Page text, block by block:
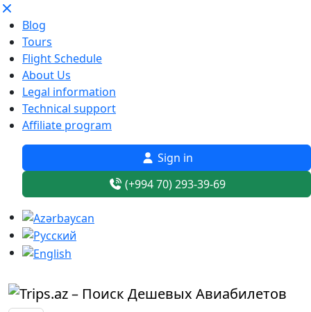
Blog
Tours
Flight Schedule
About Us
Legal information
Technical support
Affiliate program
Sign in
(+994 70) 293-39-69